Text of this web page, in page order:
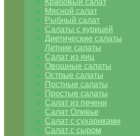
Крабовый салат
Мясной салат
Рыбный салат
Салаты с курицей
Диетические салаты
Летние салаты
Салат из яиц
Овощные салаты
Острые салаты
Постные салаты
Простые салаты
Салат из печени
Салат Оливье
Салат с сухариками
Салат с сыром